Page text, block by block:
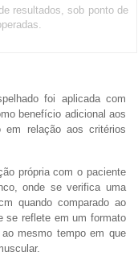
resultados, sob ponto de
foi aplicada com
benefício adicional aos
em relação aos critérios
própria com o paciente
onde se verifica uma
quando comparado ao
se reflete em um formato
mesmo tempo em que